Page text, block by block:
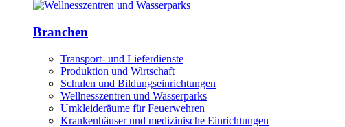
Branchen
Transport- und Lieferdienste
Produktion und Wirtschaft
Schulen und Bildungseinrichtungen
Wellnesszentren und Wasserparks
Umkleideräume für Feuerwehren
Krankenhäuser und medizinische Einrichtungen